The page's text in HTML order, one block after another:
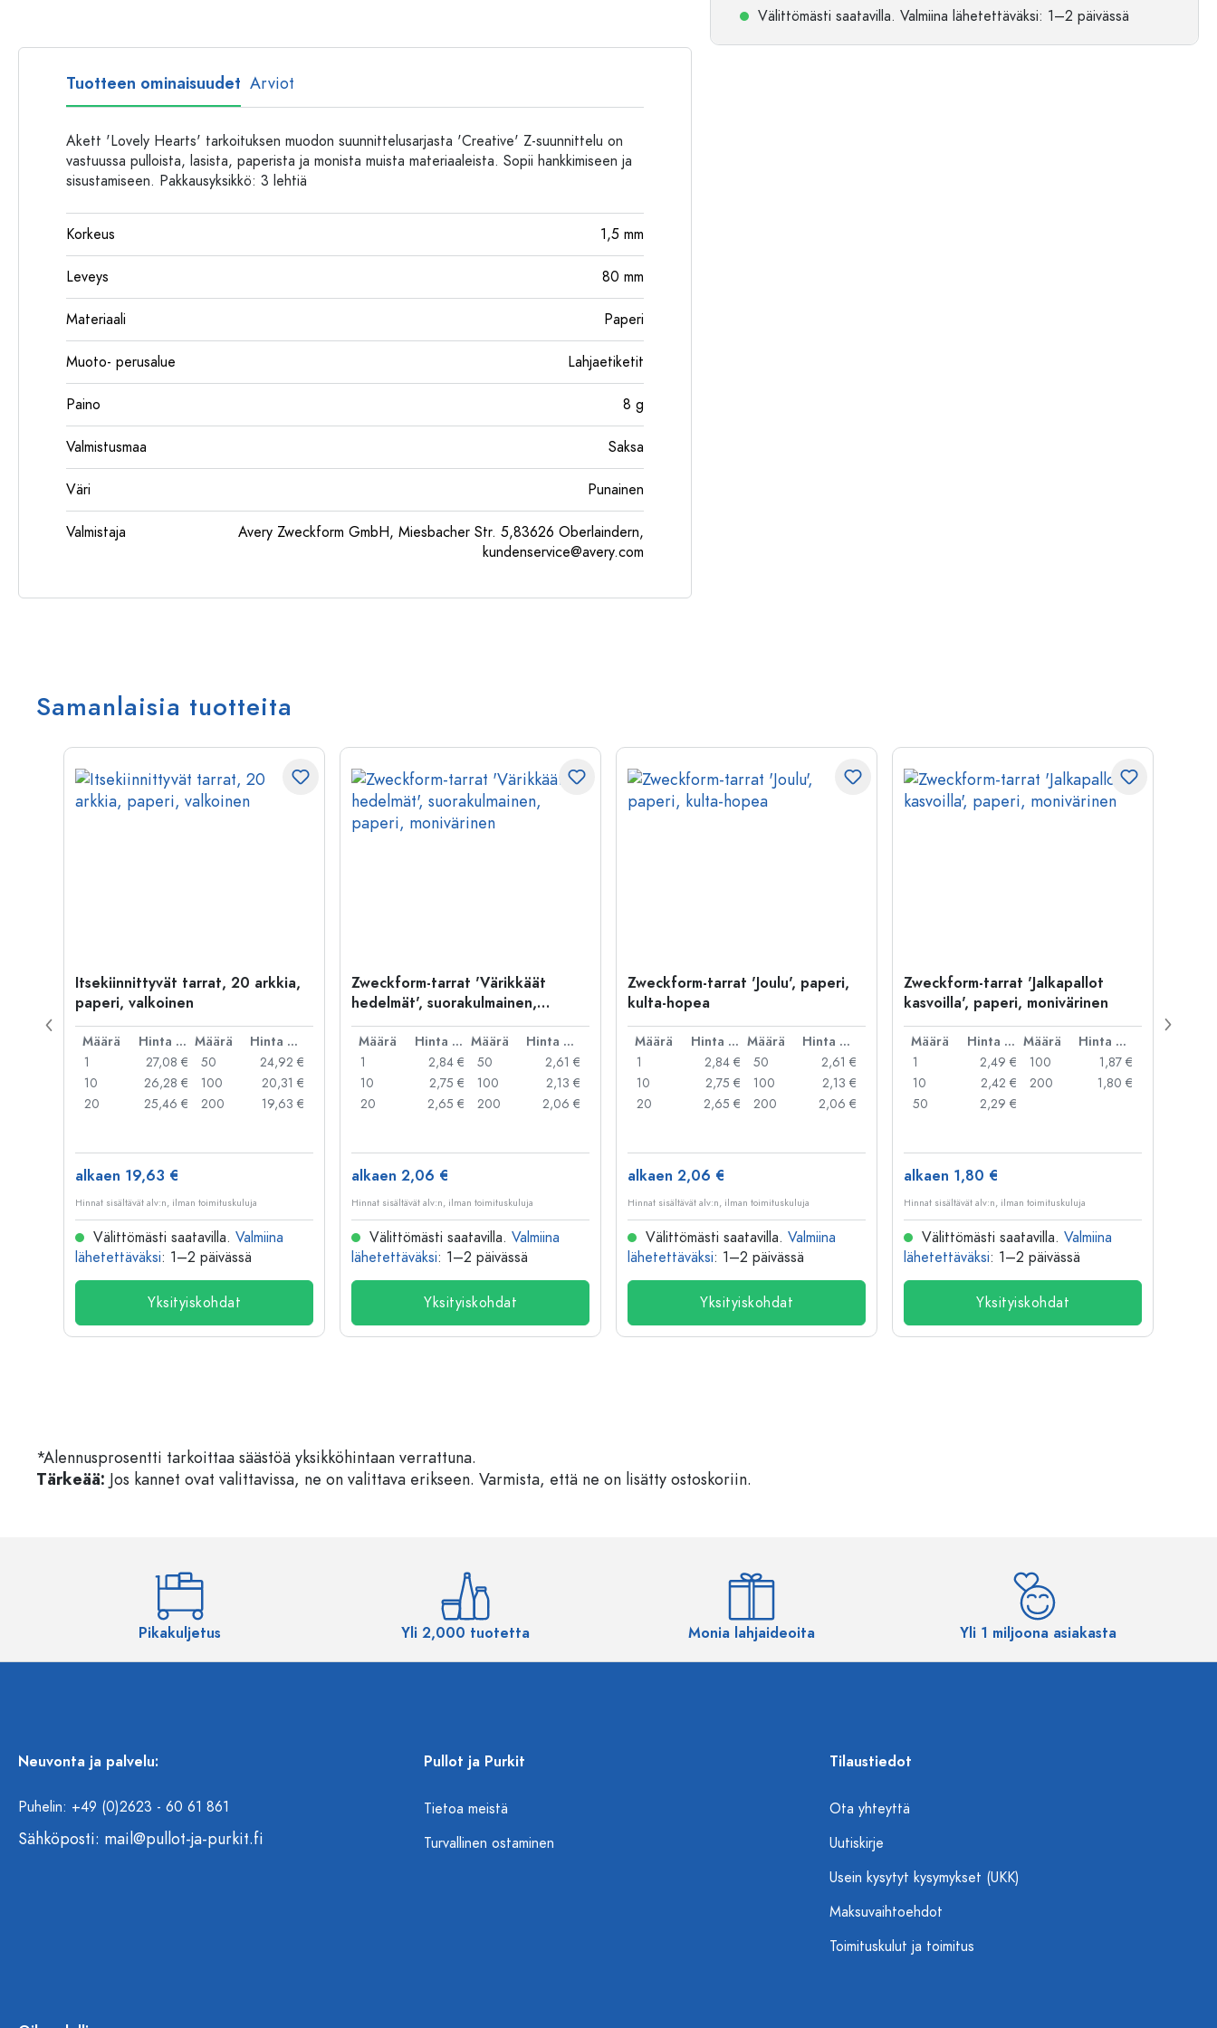
Välittömästi saatavilla. Valmiina lähetettäväksi: 1–2 päivässä
Tuotteen ominaisuudet Arviot
Akett 'Lovely Hearts' tarkoituksen muodon suunnittelusarjasta 'Creative' Z-suunnittelu on
vastuussa pulloista, lasista, paperista ja monista muista materiaaleista. Sopii hankkimiseen ja
sisustamiseen. Pakkausyksikkö: 3 lehtiä
Korkeus 1,5 mm
Leveys 80 mm
Materiaali Paperi
Muoto- perusalue Lahjaetiketit
Paino 8 g
Valmistusmaa Saksa
Väri Punainen
Valmistaja
Avery Zweckform GmbH, Miesbacher Str. 5,83626 Oberlaindern,
kundenservice@avery.com
Samanlaisia tuotteita
Itsekiinnittyvät tarrat, 20 arkkia,
paperi, valkoinen
Määrä Hinta per kpl Määrä
Hinta per kpl
1
27,08 €
10
26,28 €
20
25,46 €
50
24,92 €
100
20,31 €
200
19,63 €
alkaen 19,63 €
Hinnat sisältävät alv:n, ilman toimituskuluja
Välittömästi saatavilla. Valmiina
lähetettäväksi: 1–2 päivässä
Yksityiskohdat
Zweckform-tarrat 'Värikkäät
hedelmät', suorakulmainen,
paperi, monivärinen
Määrä Hinta per kpl Määrä
Hinta per kpl
1
2,84 €
10
2,75 €
20
2,65 €
50
2,61 €
100
2,13 €
200
2,06 €
alkaen 2,06 €
Hinnat sisältävät alv:n, ilman toimituskuluja
Välittömästi saatavilla. Valmiina
lähetettäväksi: 1–2 päivässä
Yksityiskohdat
Zweckform-tarrat 'Joulu', paperi,
kulta-hopea
Määrä Hinta per kpl Määrä
Hinta per kpl
1
2,84 €
10
2,75 €
20
2,65 €
50
2,61 €
100
2,13 €
200
2,06 €
alkaen 2,06 €
Hinnat sisältävät alv:n, ilman toimituskuluja
Välittömästi saatavilla. Valmiina
lähetettäväksi: 1–2 päivässä
Yksityiskohdat
Zweckform-tarrat 'Jalkapallot
kasvoilla', paperi, monivärinen
Määrä Hinta per kpl Määrä
Hinta per kpl
1
2,49 €
10
2,42 €
50
2,29 €
100
1,87 €
200
1,80 €
alkaen 1,80 €
Hinnat sisältävät alv:n, ilman toimituskuluja
Välittömästi saatavilla. Valmiina
lähetettäväksi: 1–2 päivässä
Yksityiskohdat
*Alennusprosentti tarkoittaa säästöä yksikköhintaan verrattuna.
Tärkeää: Jos kannet ovat valittavissa, ne on valittava erikseen. Varmista, että ne on lisätty ostoskoriin.
Pikakuljetus Yli 2,000 tuotetta Monia lahjaideoita Yli 1 miljoona asiakasta
Neuvonta ja palvelu:
Puhelin: +49 (0)2623 - 60 61 861
Sähköposti: mail@pullot-ja-purkit.fi
Pullot ja Purkit
Tietoa meistä
Turvallinen ostaminen
Tilaustiedot
Ota yhteyttä
Uutiskirje
Usein kysytyt kysymykset (UKK)
Maksuvaihtoehdot
Toimituskulut ja toimitus